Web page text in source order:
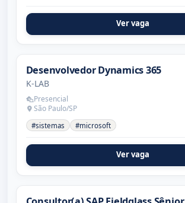
Ver vaga
Desenvolvedor Dynamics 365
K-LAB
Presencial
São Paulo/SP
#sistemas #microsoft
Ver vaga